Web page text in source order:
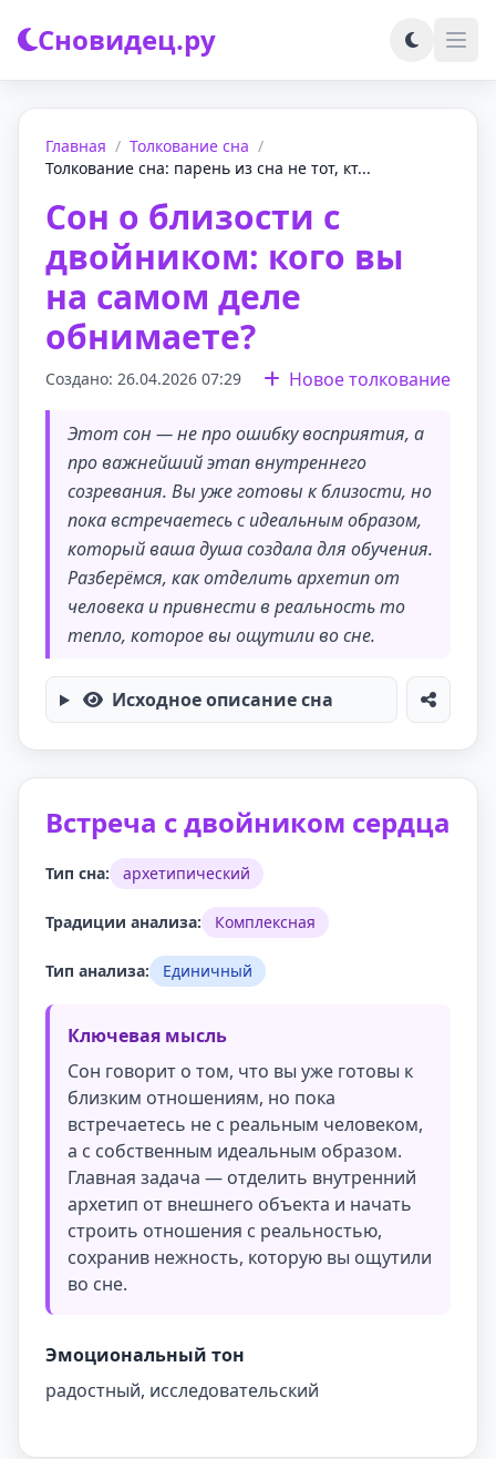
Сновидец.ру
Главная / Толкование сна /
Толкование сна: парень из сна не тот, кт...
Сон о близости с
двойником: кого вы
на самом деле
обнимаете?
Создано: 26.04.2026 07:29 Новое толкование
Этот сон — не про ошибку восприятия, а
про важнейший этап внутреннего
созревания. Вы уже готовы к близости, но
пока встречаетесь с идеальным образом,
который ваша душа создала для обучения.
Разберёмся, как отделить архетип от
человека и привнести в реальность то
тепло, которое вы ощутили во сне.
Исходное описание сна
Встреча с двойником сердца
Тип сна: архетипический
Традиции анализа: Комплексная
Тип анализа: Единичный
Ключевая мысль
Сон говорит о том, что вы уже готовы к
близким отношениям, но пока
встречаетесь не с реальным человеком,
а с собственным идеальным образом.
Главная задача — отделить внутренний
архетип от внешнего объекта и начать
строить отношения с реальностью,
сохранив нежность, которую вы ощутили
во сне.
Эмоциональный тон
радостный, исследовательский